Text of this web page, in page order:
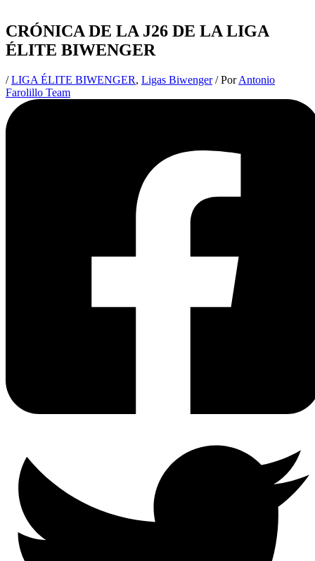
CRÓNICA DE LA J26 DE LA LIGA
ÉLITE BIWENGER
/LIGA ÉLITE BIWENGER, Ligas Biwenger/ PorAntonio
Farolillo Team